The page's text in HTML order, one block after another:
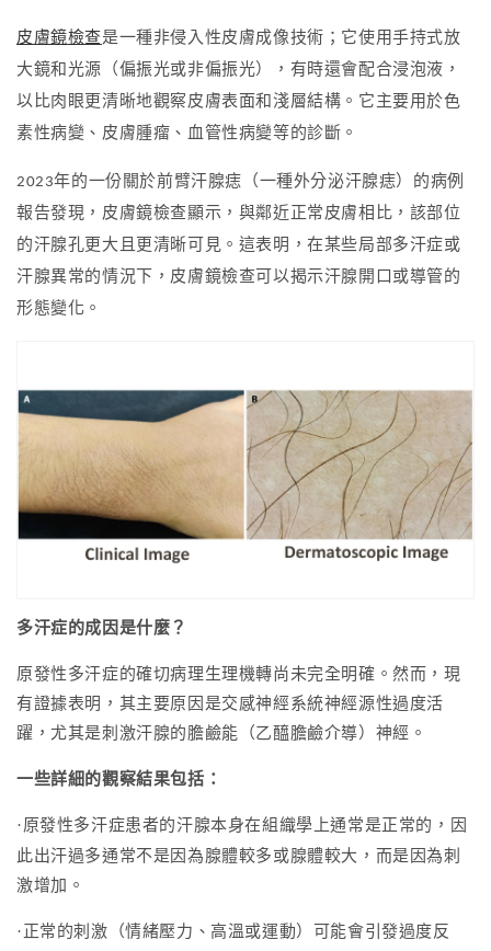
皮膚鏡檢查是一種非侵入性皮膚成像技術；它使用手持式放
大鏡和光源（偏振光或非偏振光），有時還會配合浸泡液，
以比肉眼更清晰地觀察皮膚表面和淺層結構。它主要用於色
素性病變、皮膚腫瘤、血管性病變等的診斷。
2023年的一份關於前臂汗腺痣（一種外分泌汗腺痣）的病例
報告發現，皮膚鏡檢查顯示，與鄰近正常皮膚相比，該部位
的汗腺孔更大且更清晰可見。這表明，在某些局部多汗症或
汗腺異常的情況下，皮膚鏡檢查可以揭示汗腺開口或導管的
形態變化。
多汗症的成因是什麼？
原發性多汗症的確切病理生理機轉尚未完全明確。然而，現
有證據表明，其主要原因是交感神經系統神經源性過度活
躍，尤其是刺激汗腺的膽鹼能（乙醯膽鹼介導）神經。
一些詳細的觀察結果包括：
·原發性多汗症患者的汗腺本身在組織學上通常是正常的，因
此出汗過多通常不是因為腺體較多或腺體較大，而是因為刺
激增加。
·正常的刺激（情緒壓力、高溫或運動）可能會引發過度反